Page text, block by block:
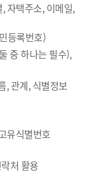
자택주소, 이메일,
등록번호)
중 하나는 필수),
, 관계, 식별정보
유식별번호
처 활용